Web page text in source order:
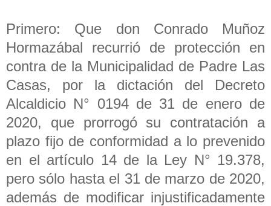
Primero: Que don Conrado Muñoz
Hormazábal recurrió de protección en
contra de la Municipalidad de Padre Las
Casas, por la dictación del Decreto
Alcaldicio N° 0194 de 31 de enero de
2020, que prorrogó su contratación a
plazo fijo de conformidad a lo prevenido
en el artículo 14 de la Ley N° 19.378,
pero sólo hasta el 31 de marzo de 2020,
además de modificar injustificadamente